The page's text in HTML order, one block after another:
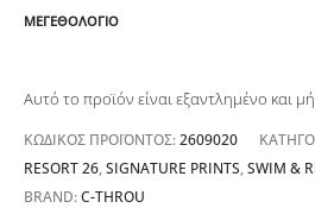
ΜΕΓΕΘΟΛΌΓΙΟ
Αυτό το προϊόν είναι εξαντλημένο και
ΚΩΔΙΚΌΣ ΠΡΟΪΌΝΤΟΣ:2609020
RESORT 26,SIGNATURE PRINTS,SWIM &
BRAND:C-THROU